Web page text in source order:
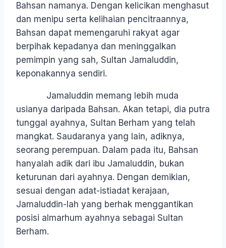
Bahsan namanya. Dengan kelicikan menghasut
dan menipu serta kelihaian pencitraannya,
Bahsan dapat memengaruhi rakyat agar
berpihak kepadanya dan meninggalkan
pemimpin yang sah, Sultan Jamaluddin,
keponakannya sendiri.
Jamaluddin memang lebih muda
usianya daripada Bahsan. Akan tetapi, dia putra
tunggal ayahnya, Sultan Berham yang telah
mangkat. Saudaranya yang lain, adiknya,
seorang perempuan. Dalam pada itu, Bahsan
hanyalah adik dari ibu Jamaluddin, bukan
keturunan dari ayahnya. Dengan demikian,
sesuai dengan adat-istiadat kerajaan,
Jamaluddin-lah yang berhak menggantikan
posisi almarhum ayahnya sebagai Sultan
Berham.